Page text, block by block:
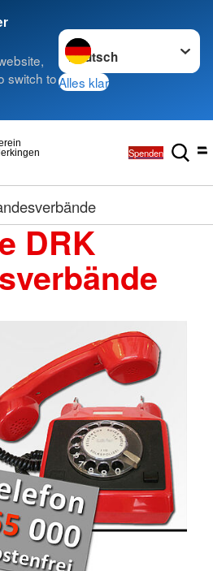
switch to
Sprache wechseln zu
Alles klar
Spenden
DRK